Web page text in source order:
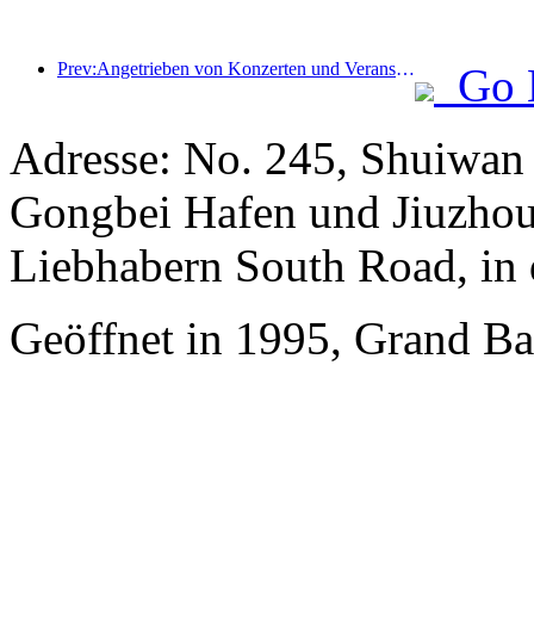
Prev:Angetrieben von Konzerten und Veranstaltungen wird erwartet, dass die Hotelleistung in Hangzhou im März weiter steigt
Go
Adresse: No. 245,
Gongbei Hafen und
Liebhabern South Road,
Geöffnet in 1995, Grand